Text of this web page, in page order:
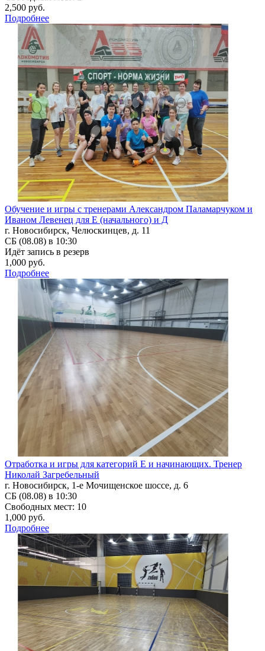
2,500 руб.
Подробнее
Обучение и игры с тренерами Александром Паламарчуком и
Иваном Левенец для Е (начального) и Д
г. Новосибирск, Челюскинцев, д. 11
СБ (08.08) в 10:30
Идёт запись в резерв
1,000 руб.
Подробнее
Отработка и игры для категорий Е и начинающих. Тренер
Николай Загребельный
г. Новосибирск, 1-е Мочищенское шоссе, д. 6
СБ (08.08) в 10:30
Свободных мест: 10
1,000 руб.
Подробнее